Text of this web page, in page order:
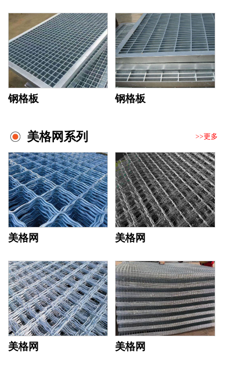
钢格板 钢格板
美格网系列 >>更多
美格网 美格网
美格网 美格网